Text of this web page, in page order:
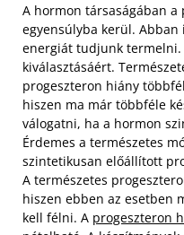
A hormon társaságában
egyensúlyba kerül.
energiát tudjunk termelni.
kiválasztásáért.
progeszteron hiány
hiszen ma már többféle
válogatni, ha a hormon
Érdemes a természetes
szintetikusan előállított
A természetes
hiszen ebben az esetben
kell félni. A progeszteron